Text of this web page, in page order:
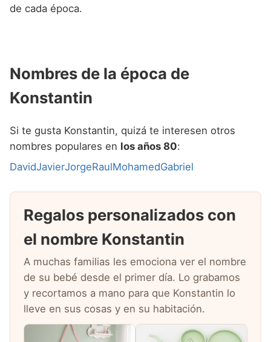
de cada época.
Nombres de la época de
Konstantin
Si te gusta Konstantin, quizá te interesen otros
nombres populares en los años 80:
DavidJavierJorgeRaulMohamedGabriel
Regalos personalizados con
el nombre Konstantin
A muchas familias les emociona ver el nombre
de su bebé desde el primer día. Lo grabamos
y recortamos a mano para que Konstantin lo
lleve en sus cosas y en su habitación.